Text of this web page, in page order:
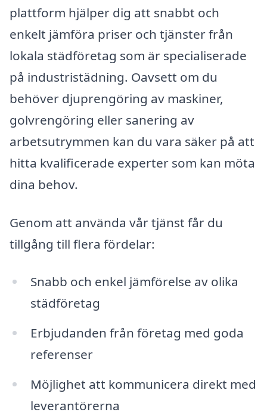
plattform hjälper dig att snabbt och
enkelt jämföra priser och tjänster från
lokala städföretag som är specialiserade
på industristädning. Oavsett om du
behöver djuprengöring av maskiner,
golvrengöring eller sanering av
arbetsutrymmen kan du vara säker på att
hitta kvalificerade experter som kan möta
dina behov.
Genom att använda vår tjänst får du
tillgång till flera fördelar:
Snabb och enkel jämförelse av olika
städföretag
Erbjudanden från företag med goda
referenser
Möjlighet att kommunicera direkt med
leverantörerna